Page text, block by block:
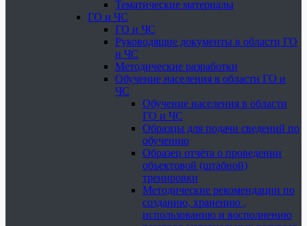
Тематические материалы
ГО и ЧС
ГО и ЧС
Руководящие документы в области ГО
и ЧС
Методические разработки
Обучение населения в области ГО и
ЧС
Обучение населения в области
ГО и ЧС
Образцы для подачи сведений по
обучению
Образец отчёта о проведении
объектовой (штабной)
тренировки
Методические рекомендации по
созданию, хранению ,
использованию и восполнению